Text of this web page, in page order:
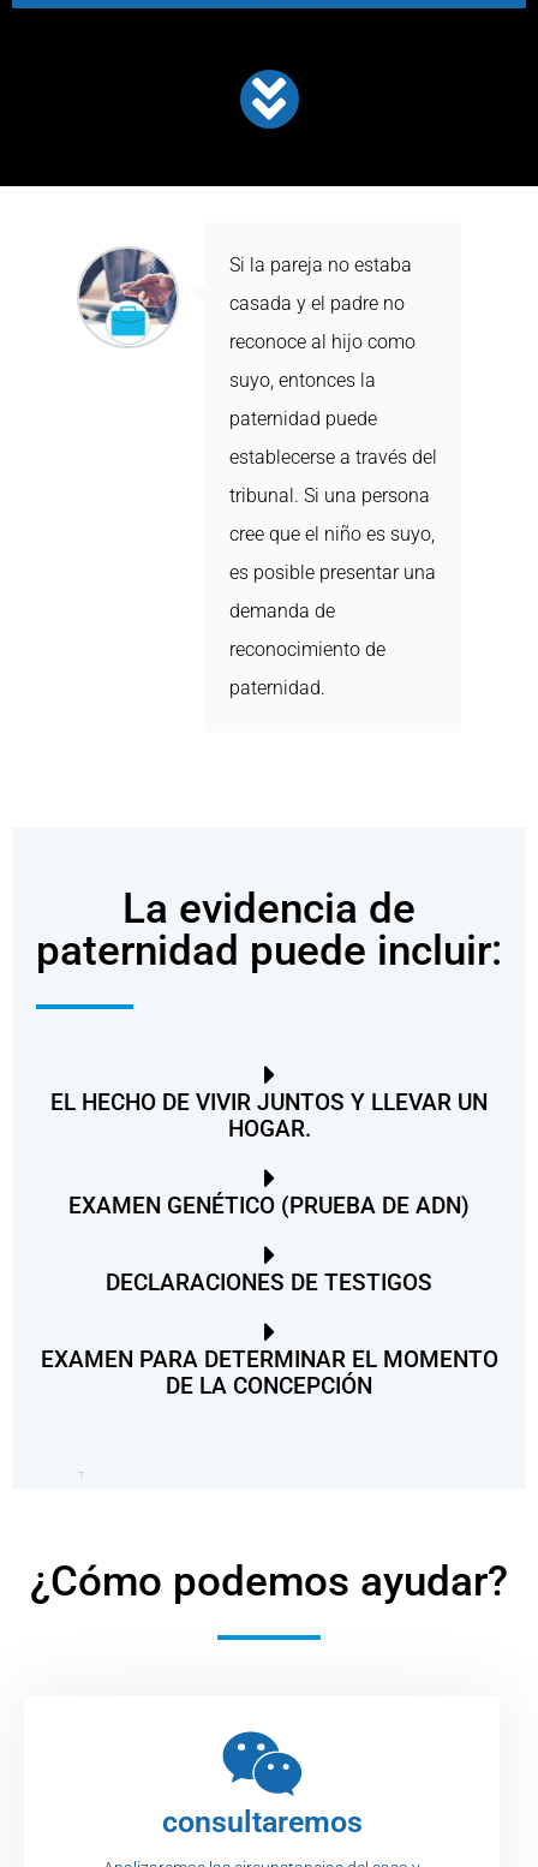
Si la pareja no estaba
casada y el padre no
reconoce al hijo como
suyo, entonces la
paternidad puede
establecerse a través del
tribunal. Si una persona
cree que el niño es suyo,
es posible presentar una
demanda de
reconocimiento de
paternidad.
La evidencia de
paternidad puede incluir:
EL HECHO DE VIVIR JUNTOS Y LLEVAR UN
HOGAR.
EXAMEN GENÉTICO (PRUEBA DE ADN)
DECLARACIONES DE TESTIGOS
EXAMEN PARA DETERMINAR EL MOMENTO
DE LA CONCEPCIÓN
¿Cómo podemos ayudar?
consultaremos